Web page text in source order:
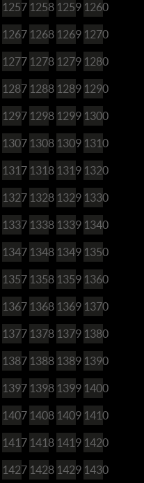
1257 1258 1259 1260
1267 1268 1269 1270
1277 1278 1279 1280
1287 1288 1289 1290
1297 1298 1299 1300
1307 1308 1309 1310
1317 1318 1319 1320
1327 1328 1329 1330
1337 1338 1339 1340
1347 1348 1349 1350
1357 1358 1359 1360
1367 1368 1369 1370
1377 1378 1379 1380
1387 1388 1389 1390
1397 1398 1399 1400
1407 1408 1409 1410
1417 1418 1419 1420
1427 1428 1429 1430